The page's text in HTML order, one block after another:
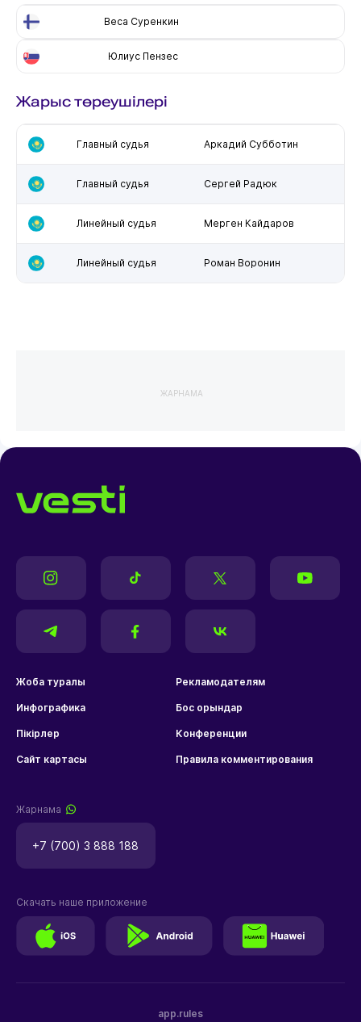
Веса Суренкин
Юлиус Пензес
Жарыс төреушілері
Главный судья Аркадий Субботин
Главный судья Сергей Радюк
Линейный судья Мерген Кайдаров
Линейный судья Роман Воронин
ЖАРНАМА
Жоба туралы Рекламодателям
Инфографика Бос орындар
Пікірлер Конференции
Сайт картасы Правила комментирования
Жарнама
+7 (700) 3 888 188
app.rules
Скачать наше приложение